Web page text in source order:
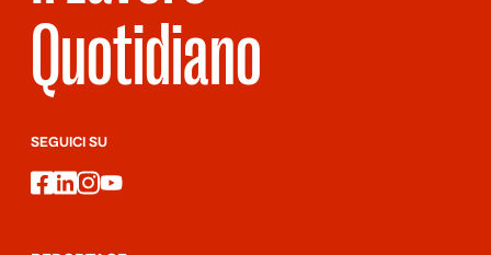
Quotidiano
SEGUICI SU
facebook
linkedin
instagram
youtube